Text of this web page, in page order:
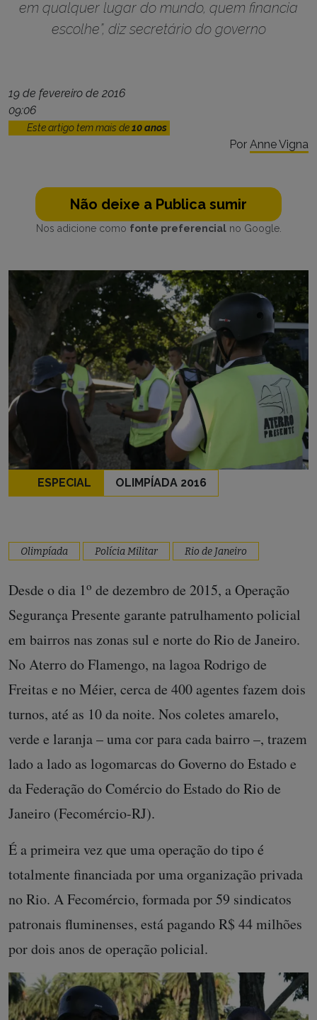
em qualquer lugar do mundo, quem financia
escolhe”, diz secretário do governo
19 de fevereiro de 2016
09:06
Este artigo tem mais de10 anos
Por Anne Vigna
Não deixe a Publica sumir
Nos adicione como fonte preferencialno Google.
ESPECIAL OLIMPÍADA 2016
Olimpíada Polícia Militar Rio de Janeiro
Desde o dia 1o de dezembro de 2015, a Operação
Segurança Presente garante patrulhamento policial
em bairros nas zonas sul e norte do Rio de Janeiro.
No Aterro do Flamengo, na lagoa Rodrigo de
Freitas e no Méier, cerca de 400 agentes fazem dois
turnos, até as 10 da noite. Nos coletes amarelo,
verde e laranja – uma cor para cada bairro –, trazem
lado a lado as logomarcas do Governo do Estado e
da Federação do Comércio do Estado do Rio de
Janeiro (Fecomércio-RJ).
É a primeira vez que uma operação do tipo é
totalmente financiada por uma organização privada
no Rio. A Fecomércio, formada por 59 sindicatos
patronais fluminenses, está pagando R$ 44 milhões
por dois anos de operação policial.